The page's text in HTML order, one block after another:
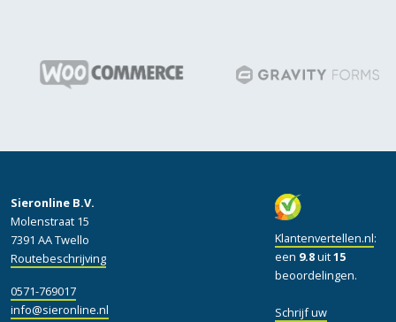
Klantenvertellen.nl:
een 9.8uit15
beoordelingen.
Schrijf uw
Sieronline B.V.
Molenstraat 15
7391 AA Twello
Routebeschrijving
0571-769017
info@sieronline.nl